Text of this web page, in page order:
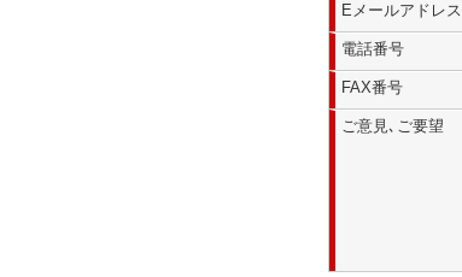
Eメールアドレス
電話番号
FAX番号
ご意見､ご要望